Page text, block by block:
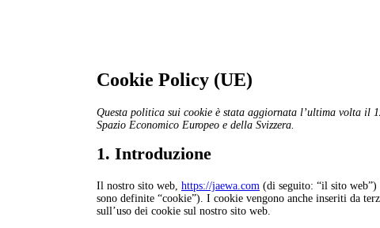
Cookie Policy (UE)
Questa politica sui cookie è stata aggiornata l’ultima volta il
Spazio Economico Europeo e della Svizzera.
1. Introduzione
Il nostro sito web, https://jaewa.com (di seguito: “il sito
sono definite “cookie”). I cookie vengono anche inseriti da
sull’uso dei cookie sul nostro sito web.